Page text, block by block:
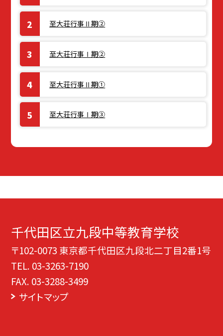
至大荘行事Ⅱ期②
至大荘行事Ⅰ期②
至大荘行事Ⅱ期①
至大荘行事Ⅰ期③
千代田区立九段中等教育学校
〒102-0073 東京都千代田区九段北二丁目2番1号
TEL. 03-3263-7190
FAX. 03-3288-3499
サイトマップ